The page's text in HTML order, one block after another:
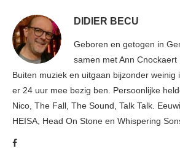
DIDIER BECU
Geboren en getogen in
samen met Ann
Buiten muziek en uitgaan bijzonder weinig
er 24 uur mee bezig ben. Persoonlijke
Nico, The Fall, The Sound, Talk Talk.
HEISA, Head On Stone en Whispering